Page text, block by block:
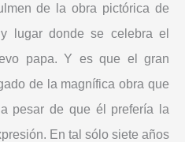
de la obra pictórica de
lugar donde se celebra el
papa. Y es que el gran
de la magnífica obra que
pesar de que él prefería la
En tal sólo siete años